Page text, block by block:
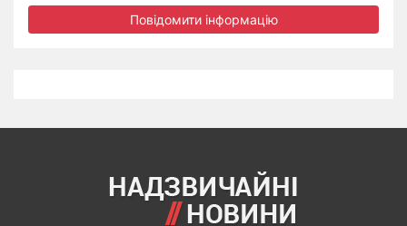
Повідомити інформацію